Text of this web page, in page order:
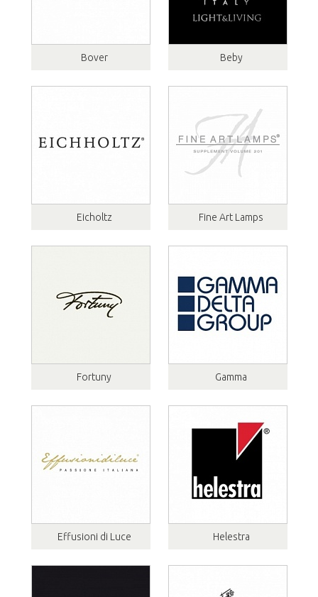
Bover Beby
Eicholtz Fine Art Lamps
Fortuny Gamma
Effusioni di Luce Helestra